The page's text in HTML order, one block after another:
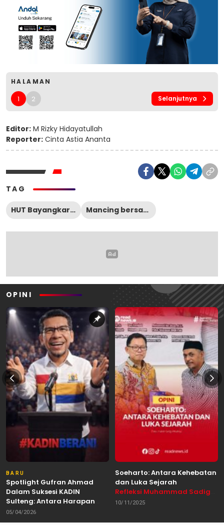
HALAMAN
1 2 Selanjutnya
Editor: M Rizky Hidayatullah
Reporter: Cinta Astia Ananta
TAG
HUT Bayangkara ke 80 Mancing bersama Kapolres
OPINI
BARU
Spotlight Gufran Ahmad
Dalam Suksesi KADIN
Sulteng: Antara Harapan
dan Kebutuhan Perubahan
Oleh: Anshar Munir
05/04/2026
Soeharto: Antara Kehebatan
dan Luka Sejarah
Refleksi Muhammad Sadig
Alhabsyie, Akademisi UIN
Pemerhati Gerakan
10/11/2025